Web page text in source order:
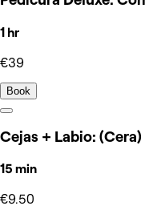
1 hr
€39
Book
Cejas + Labio: (Cera)
15 min
€9.50